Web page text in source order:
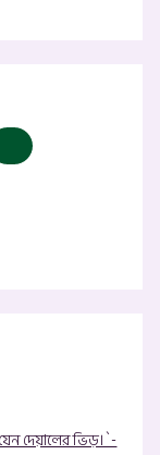
দেয়ালের ভিড়।`-